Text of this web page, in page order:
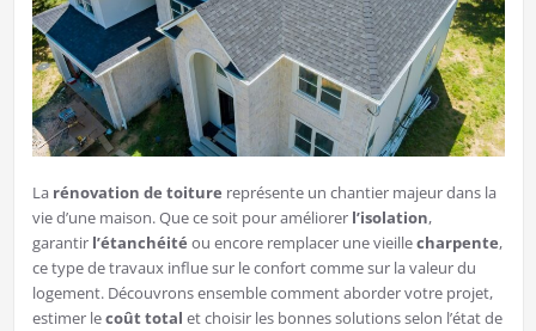
La rénovation de toiture représente un chantier majeur dans la
vie d’une maison. Que ce soit pour améliorer l’isolation,
garantir l’étanchéité ou encore remplacer une vieillecharpente,
ce type de travaux influe sur le confort comme sur la valeur du
logement. Découvrons ensemble comment aborder votre projet,
estimer lecoût total et choisir les bonnes solutions selon l’état de